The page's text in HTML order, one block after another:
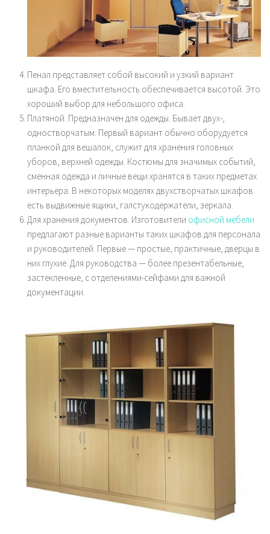
Пенал представляет собой высокий и узкий вариант
шкафа. Его вместительность обеспечивается высотой. Это
хороший выбор для небольшого офиса.
Платяной. Предназначен для одежды. Бывает двух-,
одностворчатым. Первый вариант обычно оборудуется
планкой для вешалок, служит для хранения головных
уборов, верхней одежды. Костюмы для значимых событий,
сменная одежда и личные вещи хранятся в таких предметах
интерьера. В некоторых моделях двухстворчатых шкафов
есть выдвижные ящики, галстукодержатели, зеркала.
Для хранения документов. Изготовители офисной мебели
предлагают разные варианты таких шкафов для персонала
и руководителей. Первые — простые, практичные, дверцы в
них глухие. Для руководства — более презентабельные,
застекленные, с отделениями-сейфами для важной
документации.